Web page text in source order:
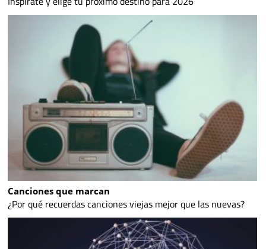
Canciones que marcan
¿Por qué recuerdas canciones viejas mejor que las nuevas?